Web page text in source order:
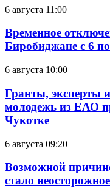
6 августа 11:00
Временное
Биробиджане с 6 по
6 августа 10:00
Гранты, эксперты
молодежь из ЕАО
Чукотке
6 августа 09:20
Возможной
стало